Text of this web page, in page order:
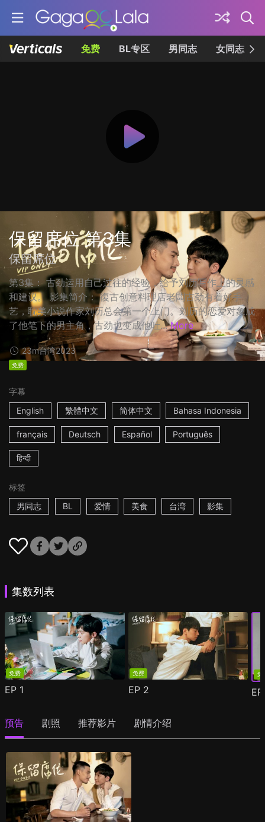
免费 BL专区 男同志 女同志
保留席位 第3集
保留席位
第3集： 古劲运用自己过往的经验，给予刘历写作上的灵感
和建议。 影集简介： 復古创意料理店老闆古劲有着好手
艺，耽美小说作家刘历总会第一个上门。刘历的恋爱对象成
了他笔下的男主角，古劲也变成他吐... More
23m台湾2023
免费
字幕
English
繁體中文 简体中文 Bahasa Indonesia
français Deutsch Español Português
हिन्दी
标签
男同志
BL 爱情 美食 台湾 影集
集数列表
免费
EP 1
免费
EP 2
免
预告 剧照 推荐影片 剧情介绍